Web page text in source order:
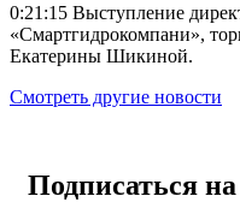
0:21:15 Выступление
«Смартгидрокомпани»,
Екатерины Шикиной.
Смотреть другие новости
Подписаться